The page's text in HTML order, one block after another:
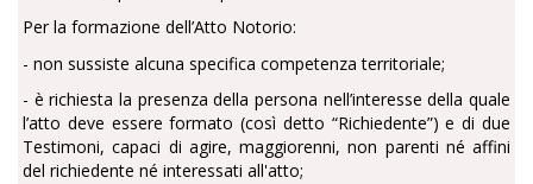
Per la formazione dell’Atto Notorio:
- non sussiste alcuna specifica competenza territoriale;
- è richiesta la presenza della persona nell’interesse della quale
l’atto deve essere formato (così detto “Richiedente”) e di due
Testimoni, capaci di agire, maggiorenni, non parenti né affini
del richiedente né interessati all'atto;